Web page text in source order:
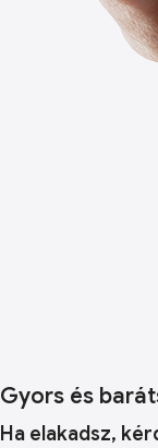
Gyors és
Ha elakadsz,